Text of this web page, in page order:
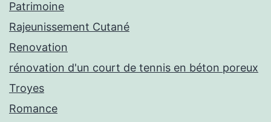
Patrimoine
Rajeunissement Cutané
Renovation
rénovation d'un court de tennis en béton poreux
Troyes
Romance